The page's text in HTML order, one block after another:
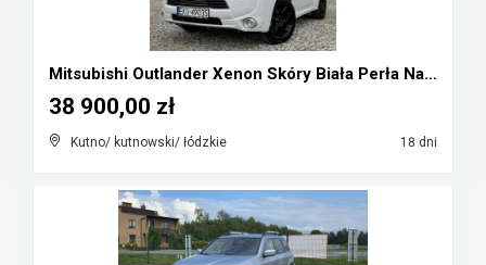
Mitsubishi Outlander Xenon Skóry Biała Perła Navi ...
Kutno/ kutnowski/ łódzkie 18 dni
38 900,00 zł